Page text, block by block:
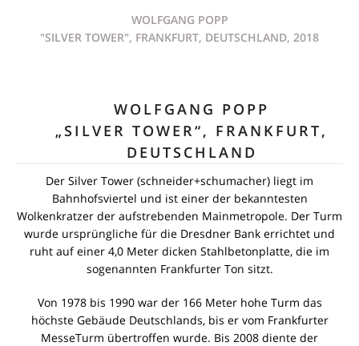
WOLFGANG POPP
"SILVER TOWER", FRANKFURT, DEUTSCHLAND, 2018
WOLFGANG POPP
„SILVER TOWER“, FRANKFURT,
DEUTSCHLAND
Der Silver Tower (schneider+schumacher) liegt im
Bahnhofsviertel und ist einer der bekanntesten
Wolkenkratzer der aufstrebenden Mainmetropole. Der Turm
wurde ursprüngliche für die Dresdner Bank errichtet und
ruht auf einer 4,0 Meter dicken Stahlbetonplatte, die im
sogenannten Frankfurter Ton sitzt.
Von 1978 bis 1990 war der 166 Meter hohe Turm das
höchste Gebäude Deutschlands, bis er vom Frankfurter
MesseTurm übertroffen wurde. Bis 2008 diente der